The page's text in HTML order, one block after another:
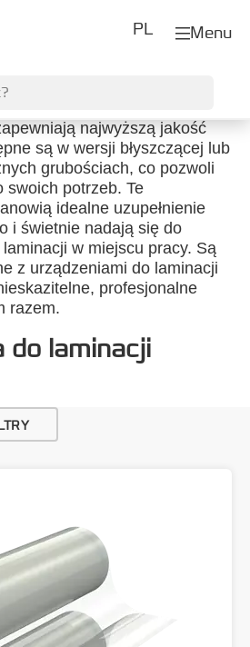
Menu
PL
najwyższą jakość
są w wersji błyszczącej lub
grubościach, co pozwoli
swoich potrzeb. Te
idealne uzupełnienie
i świetnie nadają się do
w miejscu pracy. Są
z urządzeniami do laminacji
profesjonalne
razem.
do laminacji